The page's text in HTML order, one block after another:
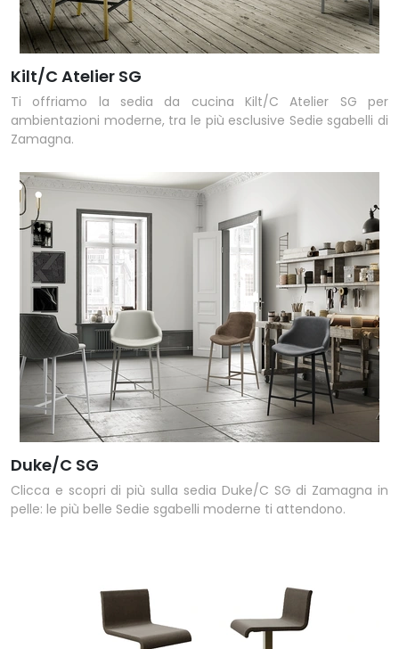
Kilt/C Atelier SG
Ti offriamo la sedia da cucina Kilt/C Atelier SG per
ambientazioni moderne, tra le più esclusive Sedie sgabelli di
Zamagna.
Duke/C SG
Clicca e scopri di più sulla sedia Duke/C SG di Zamagna in
pelle: le più belle Sedie sgabelli moderne ti attendono.